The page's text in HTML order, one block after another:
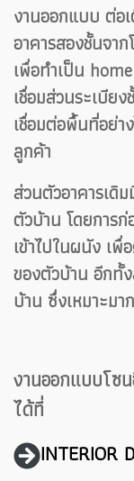
งานออกแบบ ต่อ
อาคารสองชั้นจา
เพื่อทำเป็น
เชื่อมส่วนระเบีย
เชื่อมต่อพื้นที่อย่า
ลูกค้า
ส่วนตัวอาคารเดิ
ตัวบ้าน โดยการ
เข้าไปในผนัง เพื่
ของตัวบ้าน อีกทั้
บ้าน ซึ่งเหมาะม
งานออกแบบโซ
ได้ที่
INTERIOR